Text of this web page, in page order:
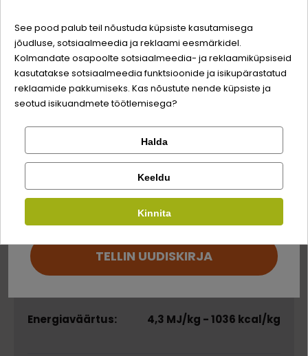
Kirjuta arvustus
Kellele
Valguallikas
Sööda eesmärk
Tõu suurus
Koostis
kana, riisijahu, mineraalid, pärm, riis (kääritatud)
Energiaväärtus: 4,3 MJ/kg - 1036 kcal/kg
Kontrolli tellimust
Logi sisse
Registreeru
Facebook
Google
Sina ja su perekonna parim sõber väärite veel
odavamat hinda!
Lemmikloom
Kauplus
TELLIN UUDISKIRJA
See pood palub teil nõustuda küpsiste kasutamisega
jõudluse, sotsiaalmeedia ja reklaami eesmärkidel.
Kolmandate osapoolte sotsiaalmeedia- ja reklaamiküpsiseid
kasutatakse sotsiaalmeedia funktsioonide ja isikupärastatud
reklaamide pakkumiseks. Kas nõustute nende küpsiste ja
seotud isikuandmete töötlemisega?
Halda
Keeldu
Kinnita